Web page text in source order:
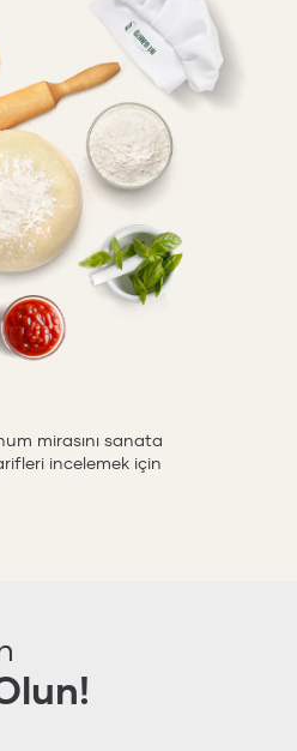
mirasını sanata
incelemek için